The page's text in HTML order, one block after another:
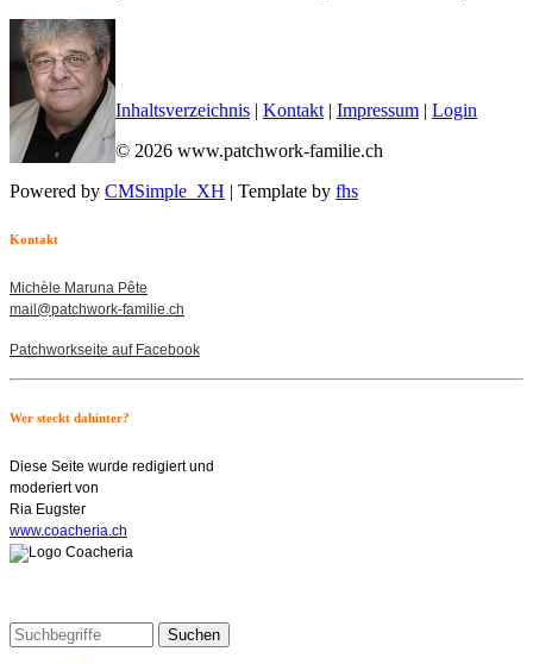
Inhaltsverzeichnis | Kontakt | Impressum | Login
© 2026 www.patchwork-familie.ch
Powered by CMSimple_XH | Template by fhs
Kontakt
Michèle Maruna Pête
mail@patchwork-familie.ch
Patchworkseite auf Facebook
Wer steckt dahinter?
Diese Seite wurde redigiert und
moderiert von
Ria Eugster
www.coacheria.ch